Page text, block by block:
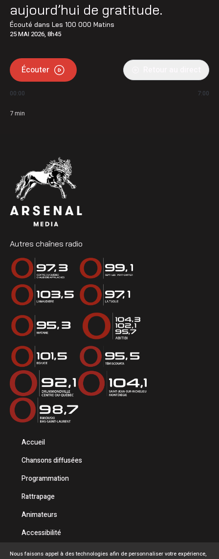
aujourd’hui de gratitude.
Écouté dans Les 100 000 Matins
25 MAI 2026, 8h45
Écouter
00:00 7:00
7min
Autres chaînes radio
Accueil
Chansons diffusées
Programmation
Rattrapage
Animateurs
Accessibilité
Politique de confidentialité
Nous faisons appel à des technologies afin de personnaliser votre expérience,